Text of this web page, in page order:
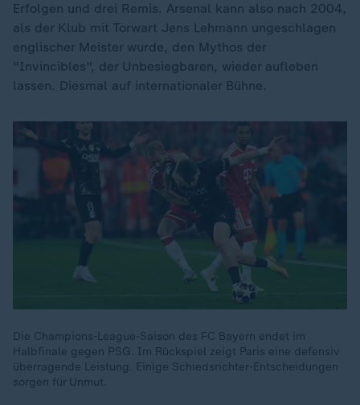
Erfolgen und drei Remis. Arsenal kann also nach 2004,
als der Klub mit Torwart Jens Lehmann ungeschlagen
englischer Meister wurde, den Mythos der
"Invincibles", der Unbesiegbaren, wieder aufleben
lassen. Diesmal auf internationaler Bühne.
Die Champions-League-Saison des FC Bayern endet im
Halbfinale gegen PSG. Im Rückspiel zeigt Paris eine defensiv
überragende Leistung. Einige Schiedsrichter-Entscheidungen
sorgen für Unmut.